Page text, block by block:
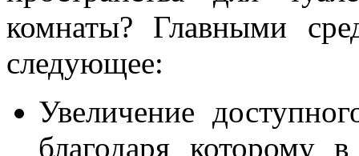
комнаты? Главными
следующее:
Увеличение
благодаря которому